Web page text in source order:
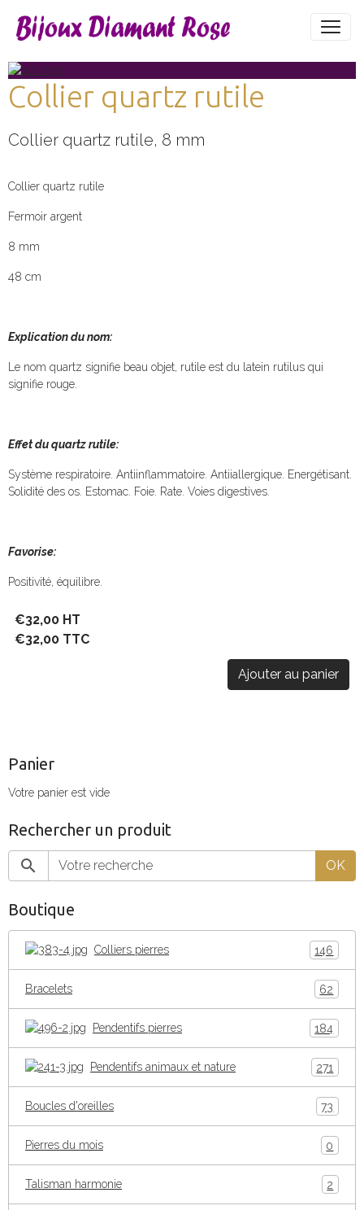
Collier quartz rutile
Collier quartz rutile, 8 mm
Collier quartz rutile
Fermoir argent
8 mm
48 cm
Explication du nom:
Le nom quartz signifie beau objet, rutile est du latein rutilus qui
signifie rouge.
Effet du quartz rutile:
Système respiratoire. Antiinflammatoire. Antiiallergique. Energétisant.
Solidité des os. Estomac. Foie. Rate. Voies digestives.
Favorise:
Positivité, équilibre.
€32,00 HT
€32,00 TTC
Ajouter au panier
Panier
Votre panier est vide
Rechercher un produit
OK
Boutique
Colliers pierres 146
Bracelets 62
Pendentifs pierres 184
Pendentifs animaux et nature 271
Boucles d'oreilles 73
Pierres du mois 0
Talisman harmonie 2